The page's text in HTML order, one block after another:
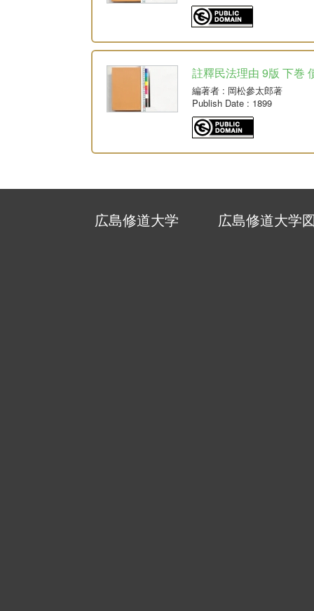
註釋民法理由 9版 下巻
編著者 : 岡松參太郎著
Publish Date : 1899
広島修道大学 広島修道大学